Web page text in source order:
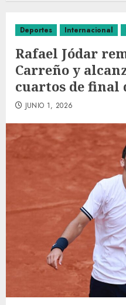
Deportes Internacional
Rafael Jódar
Carreño y
cuartos de final
JUNIO 1, 2026